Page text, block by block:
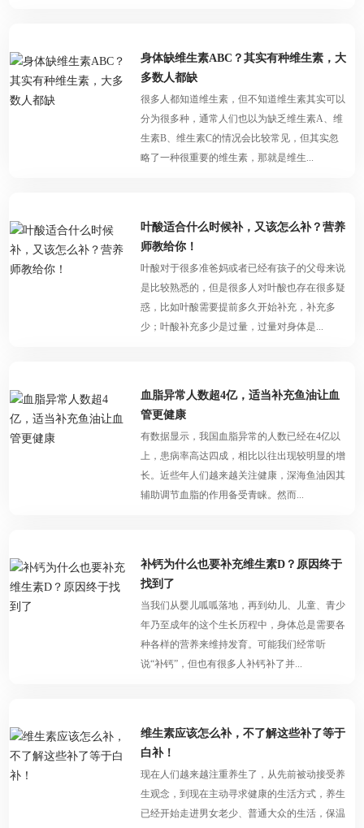
身体缺维生素ABC？其实有种维生素，大
多数人都缺
很多人都知道维生素，但不知道维生素其实可以
分为很多种，通常人们也以为缺乏维生素A、维
生素B、维生素C的情况会比较常见，但其实忽
略了一种很重要的维生素，那就是维生...
叶酸适合什么时候补，又该怎么补？营养
师教给你！
叶酸对于很多准爸妈或者已经有孩子的父母来说
是比较熟悉的，但是很多人对叶酸也存在很多疑
惑，比如叶酸需要提前多久开始补充，补充多
少；叶酸补充多少是过量，过量对身体是...
血脂异常人数超4亿，适当补充鱼油让血
管更健康
有数据显示，我国血脂异常的人数已经在4亿以
上，患病率高达四成，相比以往出现较明显的增
长。近些年人们越来越关注健康，深海鱼油因其
辅助调节血脂的作用备受青睐。然而...
补钙为什么也要补充维生素D？原因终于
找到了
当我们从婴儿呱呱落地，再到幼儿、儿童、青少
年乃至成年的这个生长历程中，身体总是需要各
种各样的营养来维持发育。可能我们经常听
说“补钙”，但也有很多人补钙补了并...
维生素应该怎么补，不了解这些补了等于
白补！
现在人们越来越注重养生了，从先前被动接受养
生观念，到现在主动寻求健康的生活方式，养生
已经开始走进男女老少、普通大众的生活，保温